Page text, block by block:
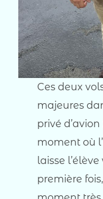
Ces deux
majeures
privé
moment où
laisse
première